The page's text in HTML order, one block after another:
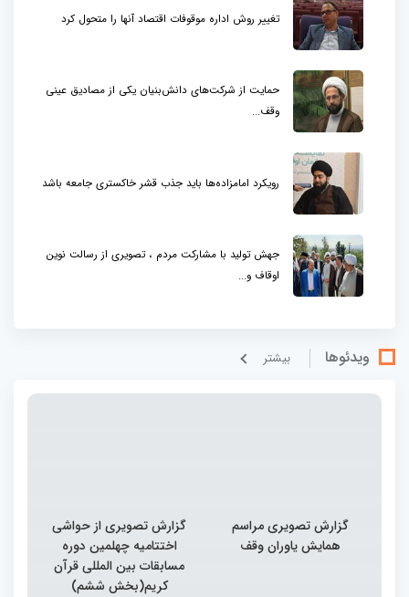
تغییر روش اداره موقوفات اقتصاد آنها را متحول کرد
حمایت از شرکت‌های دانش‌بنیان یکی از مصادیق عینی
وقف...
رویکرد امامزاده‌ها باید جذب قشر خاکستری جامعه باشد
جهش تولید با مشارکت مردم ، تصویری از رسالت نوین
اوقاف و...
ویدئوها بيشتر
گزارش تصویری مراسم
همایش یاوران وقف
گزارش تصویری از حواشی
اختتامیه چهلمین دوره
مسابقات بین المللی قرآن
کریم(بخش ششم)